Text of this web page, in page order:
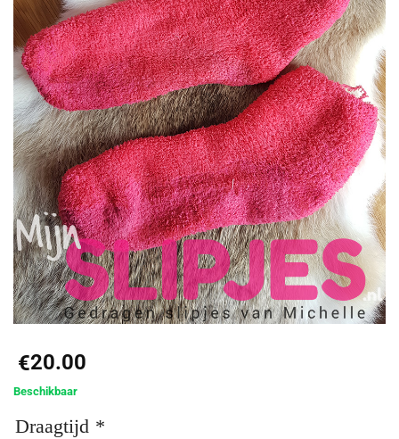
€20.00
Beschikbaar
Draagtijd *